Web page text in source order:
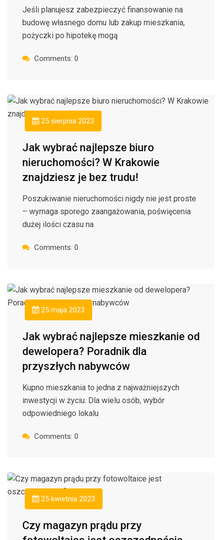
Jeśli planujesz zabezpieczyć finansowanie na
budowę własnego domu lub zakup mieszkania,
pożyczki po hipotekę mogą
Comments: 0
25 sierpnia 2023
Jak wybrać najlepsze biuro
nieruchomości? W Krakowie
znajdziesz je bez trudu!
Poszukiwanie nieruchomości nigdy nie jest proste
– wymaga sporego zaangażowania, poświęcenia
dużej ilości czasu na
Comments: 0
25 maja 2023
Jak wybrać najlepsze mieszkanie od
dewelopera? Poradnik dla
przyszłych nabywców
Kupno mieszkania to jedna z najważniejszych
inwestycji w życiu. Dla wielu osób, wybór
odpowiedniego lokalu
Comments: 0
25 kwietnia 2023
Czy magazyn prądu przy